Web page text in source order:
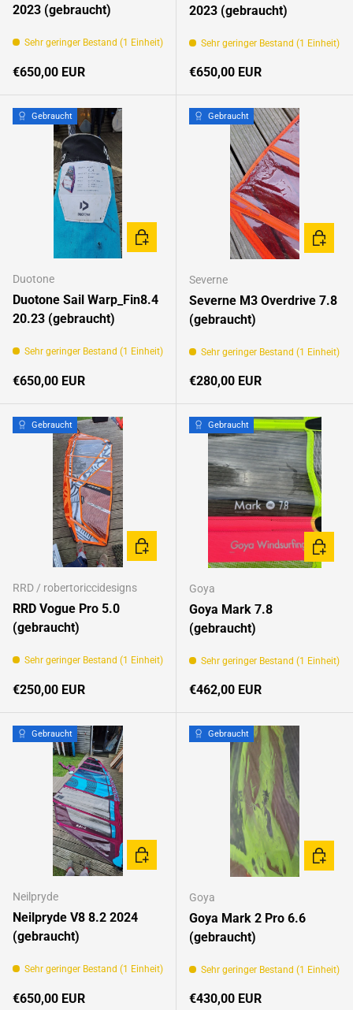
2023 (gebraucht)
Sehr geringer Bestand (1 Einheit)
Normaler Preis
€650,00 EUR
2023 (gebraucht)
Sehr geringer Bestand (1 Einheit)
Normaler Preis
€650,00 EUR
Gebraucht
Duotone
Duotone Sail Warp_Fin8.4
20.23 (gebraucht)
Sehr geringer Bestand (1 Einheit)
Normaler Preis
€650,00 EUR
IN DEN WARENKORB
Gebraucht
Severne
Severne M3 Overdrive 7.8
(gebraucht)
Sehr geringer Bestand (1 Einheit)
Normaler Preis
€280,00 EUR
IN DEN
Gebraucht
RRD / robertoriccidesigns
RRD Vogue Pro 5.0
(gebraucht)
Sehr geringer Bestand (1 Einheit)
Normaler Preis
€250,00 EUR
IN DEN WARENKORB
Gebraucht
Goya
Goya Mark 7.8
(gebraucht)
Sehr geringer Bestand (1 Einheit)
Normaler Preis
€462,00 EUR
IN DEN
Gebraucht
Neilpryde
Neilpryde V8 8.2 2024
(gebraucht)
Sehr geringer Bestand (1 Einheit)
Normaler Preis
€650,00 EUR
IN DEN WARENKORB
Gebraucht
Goya
Goya Mark 2 Pro 6.6
(gebraucht)
Sehr geringer Bestand (1 Einheit)
Normaler Preis
€430,00 EUR
IN DEN